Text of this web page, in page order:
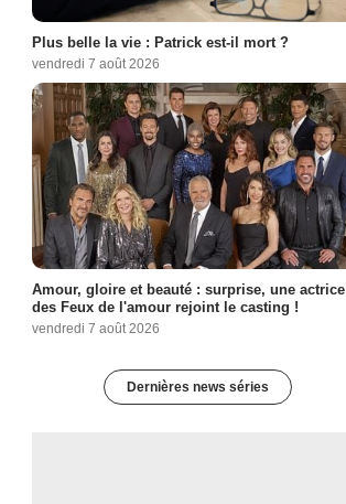
Plus belle la vie : Patrick est-il mort ?
vendredi 7 août 2026
Amour, gloire et beauté : surprise, une actrice
des Feux de l'amour rejoint le casting !
vendredi 7 août 2026
Dernières news séries